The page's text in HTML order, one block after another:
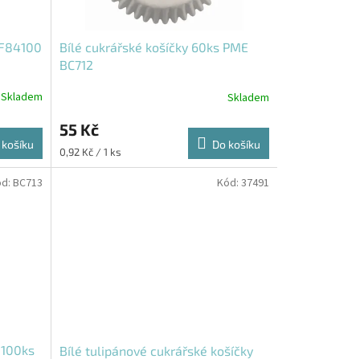
Skladem
Bílé cukrářské košíčky 60ks PME
BC712
Skladem
55 Kč
Měrná
cena:
0,92 Kč / 1 ks
Do košíku
BC713
Bílé tulipánové cukrářské košíčky
Kód: 37491